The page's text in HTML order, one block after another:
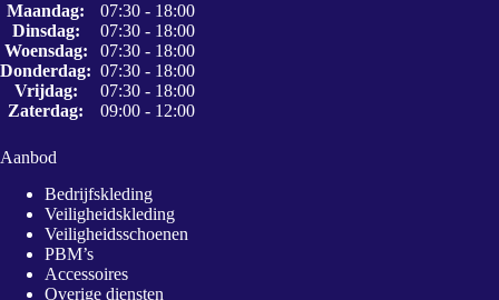
Maandag:
07:30 - 18:00
Dinsdag:
07:30 - 18:00
Woensdag:
07:30 - 18:00
Donderdag: 07:30 - 18:00
Vrijdag:
07:30 - 18:00
Zaterdag:
09:00 - 12:00
Aanbod
Bedrijfskleding
Veiligheidskleding
Veiligheidsschoenen
PBM’s
Accessoires
Overige diensten